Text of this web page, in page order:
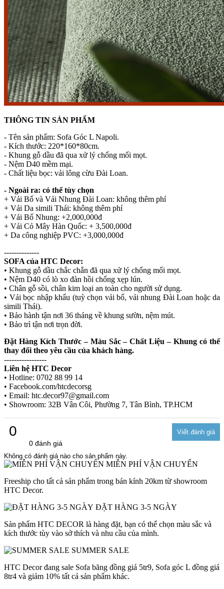
THÔNG TIN SẢN PHẨM
- Tên sản phẩm: Sofa Góc L Napoli.
- Kích thước: 220*160*80cm.
- Khung gỗ dầu đã qua xử lý chống mối mọt.
- Nệm D40 mềm mại.
- Chất liệu bọc: vải lông cừu Đài Loan.
- Ngoài ra: có thể tùy chọn
+ Vải Bố và Vải Nhung Đài Loan: không thêm phí
+ Vải Da simili Thái: không thêm phí
+ Vải Bố Nhung: +2,000,000đ
+ Vải Cỏ Mây Hàn Quốc: + 3,500,000đ
+ Da công nghiệp PVC: +3,000,000đ
--------------
SOFA của HTC Decor:
• Khung gỗ dầu chắc chắn đã qua xử lý chống mối mọt.
• Nệm D40 có lò xo đàn hồi chống xẹp lún.
• Chân gỗ sồi, chân kim loại an toàn cho người sử dụng.
• Vải bọc nhập khẩu (tuỳ chọn vải bố, vải nhung Đài Loan hoặc da
simili Thái).
• Bảo hành tận nơi 36 tháng về khung sườn, nệm mút.
• Bảo trì tận nơi trọn đời.
Đặt Hàng Kích Thước – Màu Sắc – Chất Liệu – Khung có thể
thay đổi theo yêu cầu của khách hàng.
-----------------
Liên hệ HTC Decor
• Hotline: 0702 88 99 14
• Facebook.com/htcdecorsg
• Email: htc.decor97@gmail.com
• Showroom: 32B Vân Côi, Phường 7, Tân Bình, TP.HCM
0
0 đánh giá
Không có đánh giá nào cho sản phẩm này.
MIỄN PHÍ VẬN CHUYỂN
Freeship cho tất cả sản phẩm trong bán kính 20km từ showroom
HTC Decor.
ĐẶT HÀNG 3-5 NGÀY
Sản phẩm HTC DECOR là hàng đặt, bạn có thể chọn màu sắc và
kích thước tùy vào sở thích và nhu cầu của mình.
SUMMER SALE
HTC Decor đang sale Sofa băng đồng giá 5tr9, Sofa góc L đồng giá
8tr4 và giảm 10% tất cả sản phẩm khác.